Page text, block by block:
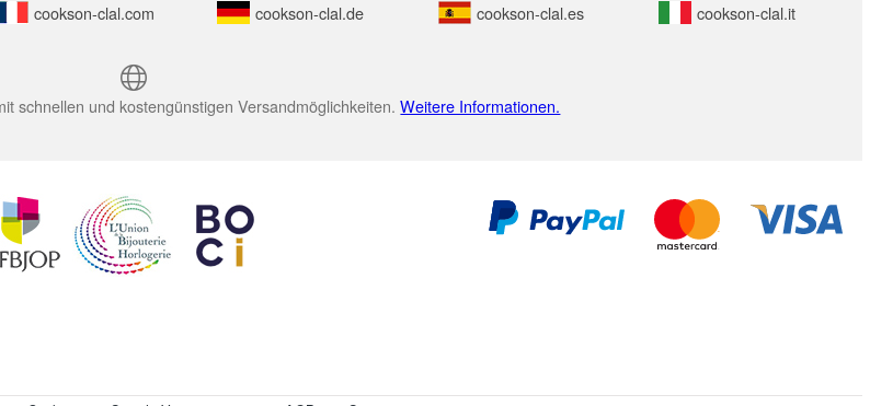
cookson-clal.com cookson-clal.de cookson-clal.es cookson-clal.it
schnellen und kostengünstigen Versandmöglichkeiten.Weitere Informationen.